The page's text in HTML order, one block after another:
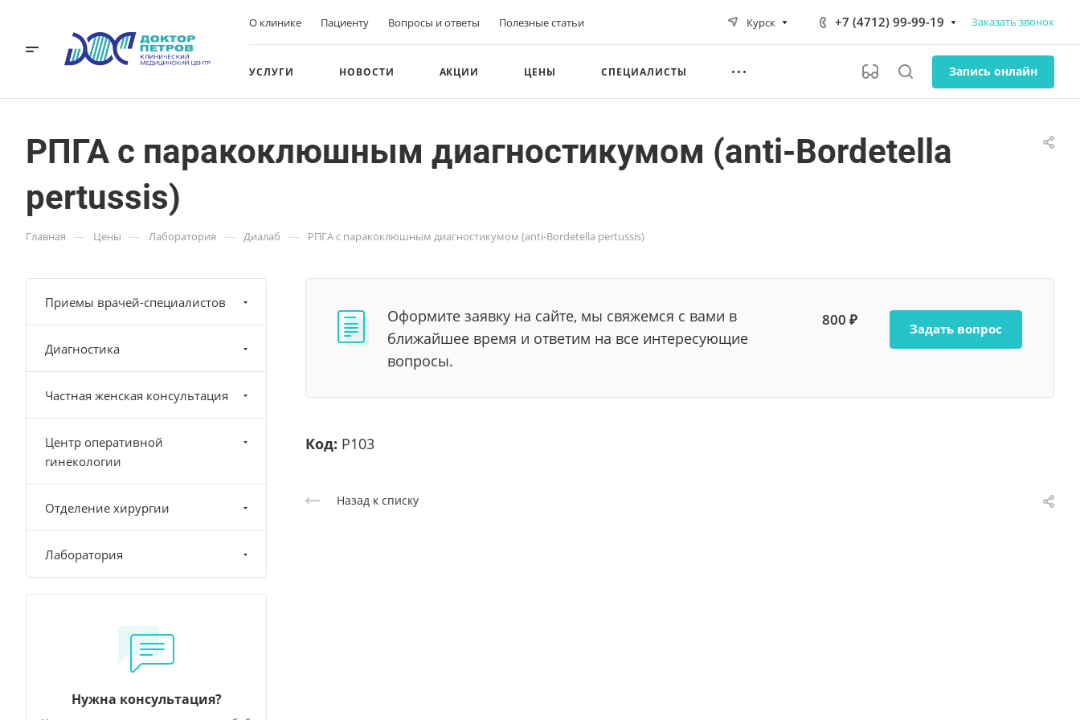
О клинике Пациенту Вопросы и ответы Полезные статьи Курск +7 (4712) 99-99-19 Заказать звонок
УСЛУГИ НОВОСТИ АКЦИИ ЦЕНЫ СПЕЦИАЛИСТЫ Запись онлайн
РПГА с паракоклюшным диагностикумом (anti-Bordetella
pertussis)
Главная — Цены — Лаборатория — Диалаб — РПГА с паракоклюшным диагностикумом (anti-Bordetella pertussis)
Оформите заявку на сайте, мы свяжемся с вами в
ближайшее время и ответим на все интересующие
вопросы.
800 ₽ Задать вопрос
Код: Р103
Назад к списку
Приемы врачей-специалистов
Диагностика
Частная женская консультация
Центр оперативной
гинекологии
Отделение хирургии
Лаборатория
Нужна консультация?